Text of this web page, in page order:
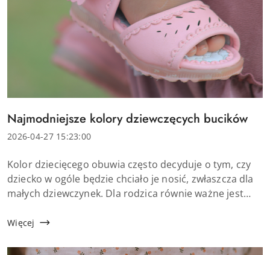
Tytuł
artykułu:
Najmodniejsze kolory dziewczęcych bucików
Data
2026-04-27 15:23:00
Treść
artykułu:
Kolor dziecięcego obuwia często decyduje o tym, czy
dziecko w ogóle będzie chciało je nosić, zwłaszcza dla
małych dziewczynek. Dla rodzica równie ważne jest
praktyczne i łatwe do zestawienia z...
Więcej